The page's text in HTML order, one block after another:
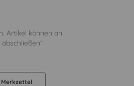
Artikel können an
Merkzettel